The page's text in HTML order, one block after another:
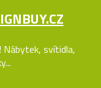
Nábytek, svítidla,